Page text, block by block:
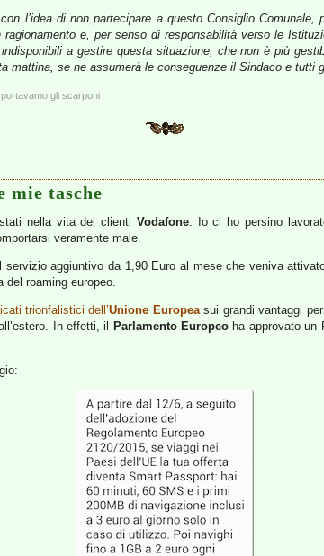
l’idea di non partecipare a questo Consiglio
e, per senso di responsabilità verso le
a gestire questa situazione, che non è più
mattina, se ne assumerà le conseguenze il Sindaco e tutti
gli scarponi
mie tasche
nella vita dei clienti Vodafone. Io ci ho persino
veramente male.
servizio aggiuntivo da 1,90 Euro al mese che veniva
del roaming europeo.
trionfalistici dell’Unione Europeasui grandi vantaggi
In effetti, il
Parlamento Europeo ha approvato un